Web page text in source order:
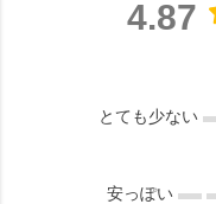
4.87
とても少ない
安っぽい